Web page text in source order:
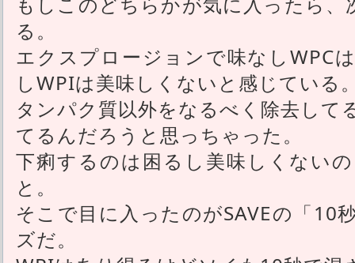
る。
エクスプロージョンで味なしWPC
しWPIは美味しくないと感じている
タンパク質以外をなるべく除去して
てるんだろうと思っちゃった。
下痢するのは困るし美味しくない
と。
そこで目に入ったのがSAVEの「10
ズだ。